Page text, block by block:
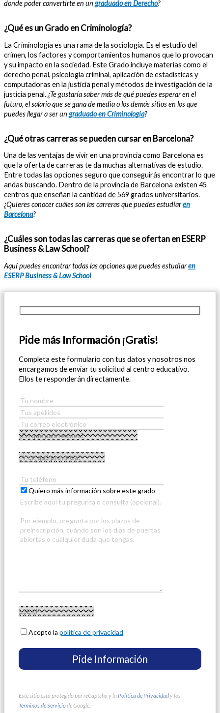
donde poder convertirte en un graduado en Derecho?
¿Qué es un Grado en Criminología?
La Criminología es una rama de la sociología. Es el estudio del
crimen, los factores y comportamientos humanos que lo provocan
y su impacto en la sociedad. Este Grado incluye materias como el
derecho penal, psicología criminal, aplicación de estadísticas y
computadoras en la justicia penal y métodos de investigación de la
justicia penal.¿Te gustaría saber más de qué puedes esperar en el
futuro, el salario que se gana de media o los demás sitios en los que
puedes llegar a ser un graduado en Criminología?
¿Qué otras carreras se pueden cursar en Barcelona?
Una de las ventajas de vivir en una provincia como Barcelona es
que la oferta de carreras te da muchas alternativas de estudio.
Entre todas las opciones seguro que conseguirás encontrar lo que
andas buscando. Dentro de la provincia de Barcelona existen 45
centros que enseñan la cantidad de 569 grados universitarios.
¿Quieres conocer cuáles son las carreras que puedes estudiaren
Barcelona?
¿Cuáles son todas las carreras que se ofertan en ESERP
Business & Law School?
Aquí puedes encontrar todas las opciones que puedes estudiaren
ESERP Business & Law School
Pide más Información ¡Gratis!
Completa este formulario con tus datos y nosotros nos
encargamos de enviar tu solicitud al centro educativo.
Ellos te responderán directamente.
Quiero más información sobre este grado
Acepto lapolítica de privacidad
Este sitio está protegido por reCaptcha y la Política de Privacidady los
Términos de Serviciode Google.